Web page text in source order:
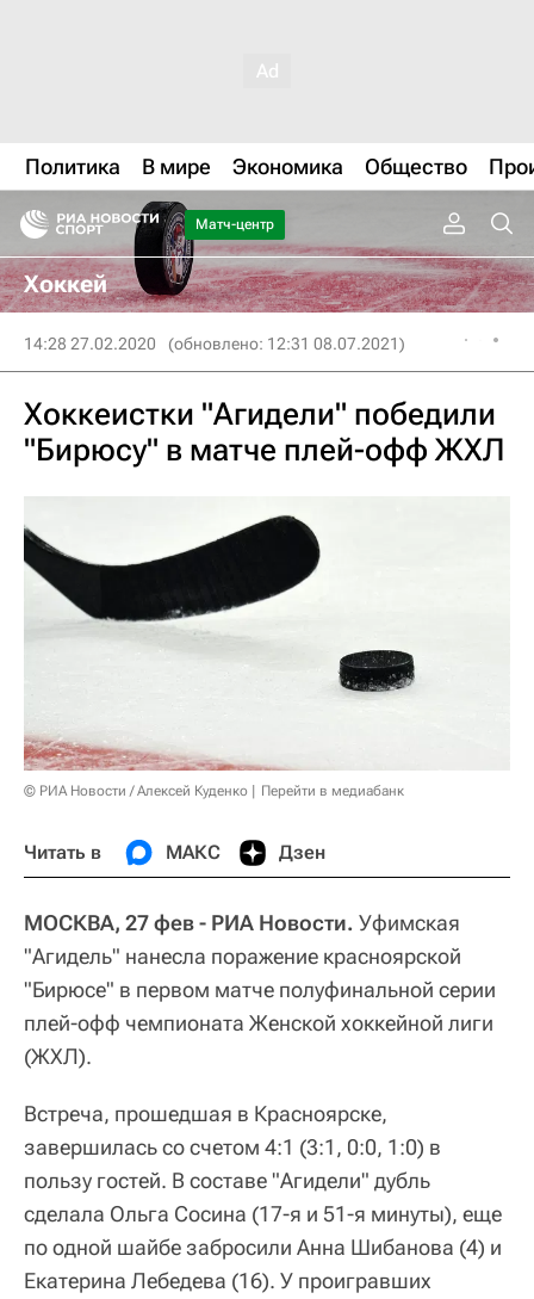
Политика В мире Экономика Общество
Матч-центр
Хоккей
14:28 27.02.2020 (обновлено: 12:31 08.07.2021)
Хоккеистки "Агидели" победили
"Бирюсу" в матче плей-офф ЖХЛ
© РИА Новости / Алексей Куденко Перейти в медиабанк
Читать в МАКС Дзен
МОСКВА, 27 фев - РИА Новости. Уфимская
"Агидель" нанесла поражение красноярской
"Бирюсе" в первом матче полуфинальной серии
плей-офф чемпионата Женской хоккейной лиги
(ЖХЛ).
Встреча, прошедшая в Красноярске,
завершилась со счетом 4:1 (3:1, 0:0, 1:0) в
пользу гостей. В составе "Агидели" дубль
сделала Ольга Сосина (17-я и 51-я минуты), еще
по одной шайбе забросили Анна Шибанова (4) и
Екатерина Лебедева (16). У проигравших